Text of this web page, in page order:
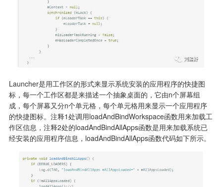
Launcher是用工作区的形式来显示系统安装的应用程序的快捷图
标，每一个工作区都是来描述一个抽象桌面的，它由n个屏幕组
成，每个屏幕又分n个单元格，每个单元格用来显示一个应用程序
的快捷图标。注释1处调用loadAndBindWorkspace函数用来加载工
作区信息，注释2处的loadAndBindAllApps函数是用来加载系统已